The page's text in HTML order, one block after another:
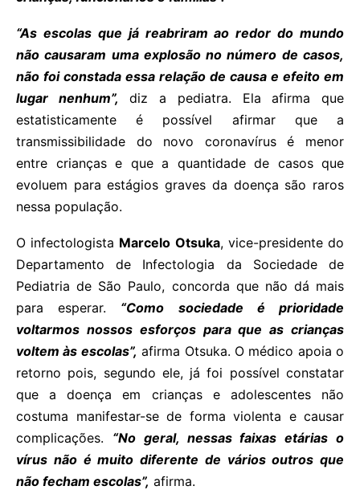
“As escolas que já reabriram ao redor do mundo
não causaram uma explosão no número de casos,
não foi constada essa relação de causa e efeito em
lugar nenhum”, diz a pediatra. Ela afirma que
estatisticamente é possível afirmar que a
transmissibilidade do novo coronavírus é menor
entre crianças e que a quantidade de casos que
evoluem para estágios graves da doença são raros
nessa população.
O infectologista Marcelo Otsuka, vice-presidente do
Departamento de Infectologia da Sociedade de
Pediatria de São Paulo, concorda que não dá mais
para esperar. “Como sociedade é prioridade
voltarmos nossos esforços para que as crianças
voltem às escolas”, afirma Otsuka. O médico apoia o
retorno pois, segundo ele, já foi possível constatar
que a doença em crianças e adolescentes não
costuma manifestar-se de forma violenta e causar
complicações. “No geral, nessas faixas etárias o
vírus não é muito diferente de vários outros que
não fecham escolas”, afirma.